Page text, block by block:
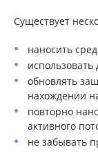
Существует
наносить
использовать
обновлять
нахождении
повторно
активного
не забывать